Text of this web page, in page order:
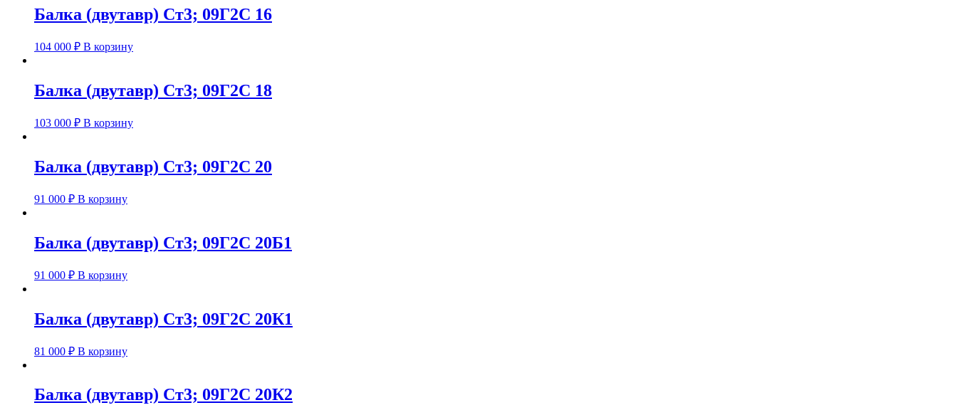
Балка (двутавр) Ст3; 09Г2С 16
104 000 ₽ В корзину
Балка (двутавр) Ст3; 09Г2С 18
103 000 ₽ В корзину
Балка (двутавр) Ст3; 09Г2С 20
91 000 ₽ В корзину
Балка (двутавр) Ст3; 09Г2С 20Б1
91 000 ₽ В корзину
Балка (двутавр) Ст3; 09Г2С 20К1
81 000 ₽ В корзину
Балка (двутавр) Ст3; 09Г2С 20К2